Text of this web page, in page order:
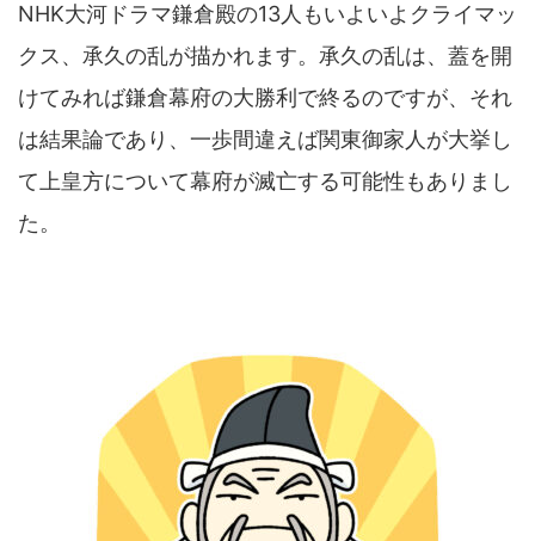
NHK大河ドラマ鎌倉殿の13人もいよいよクライマッ
クス、承久の乱が描かれます。承久の乱は、蓋を開
けてみれば鎌倉幕府の大勝利で終るのですが、それ
は結果論であり、一歩間違えば関東御家人が大挙し
て上皇方について幕府が滅亡する可能性もありまし
た。